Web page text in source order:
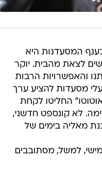
המסעדנות היא
לצאת מהבית. יוקר
והאפשרויות הרבות
מסעדות להציע ערך
החליטו לקחת
לא קונספט חדשני,
מאליה בימים של
למשל, מסתובבים